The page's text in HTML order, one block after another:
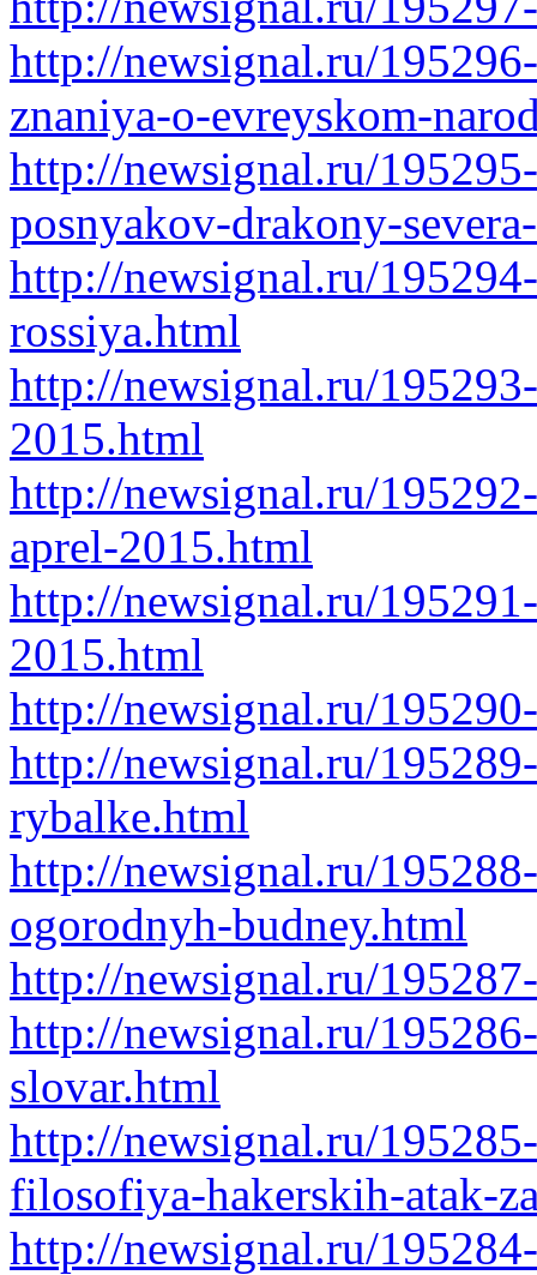
http://newsignal.ru/
znaniya-o-evreyskom-
http://newsignal.ru/
posnyakov-drakony-
http://newsignal.ru/
rossiya.html
http://newsignal.ru/
2015.html
http://newsignal.ru/
aprel-2015.html
http://newsignal.ru/
2015.html
http://newsignal.ru/
http://newsignal.ru/
rybalke.html
http://newsignal.ru/
ogorodnyh-budney.html
http://newsignal.ru/
http://newsignal.ru/
slovar.html
http://newsignal.ru/
filosofiya-hakerskih-atak-
http://newsignal.ru/